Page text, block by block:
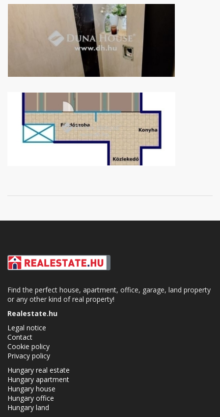
Find the perfect house, apartment, office, garage, land property
or any other kind of real property!
Realestate.hu
Legal notice
Contact
Cookie policy
Privacy policy
Hungary real estate
Hungary apartment
Hungary house
Hungary office
Hungary land